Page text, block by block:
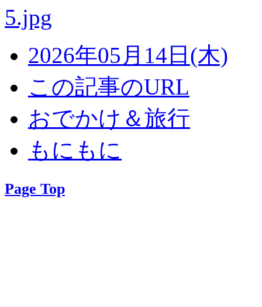
2026年05月14日(木)
この記事のURL
おでかけ＆旅行
もにもに
Page Top